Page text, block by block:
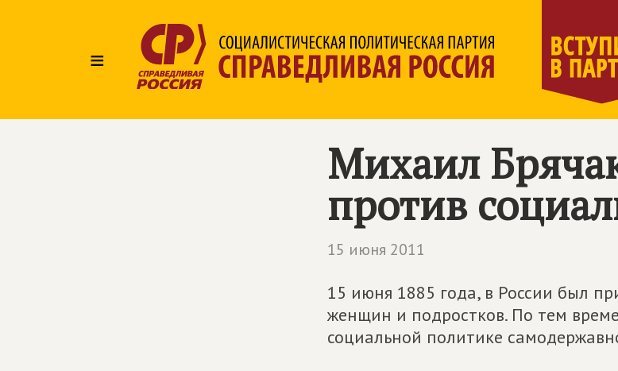
≡
Михаил
против
15 июня 2011
15 июня 1885 года, в России был
женщин и подростков. По тем
социальной политике